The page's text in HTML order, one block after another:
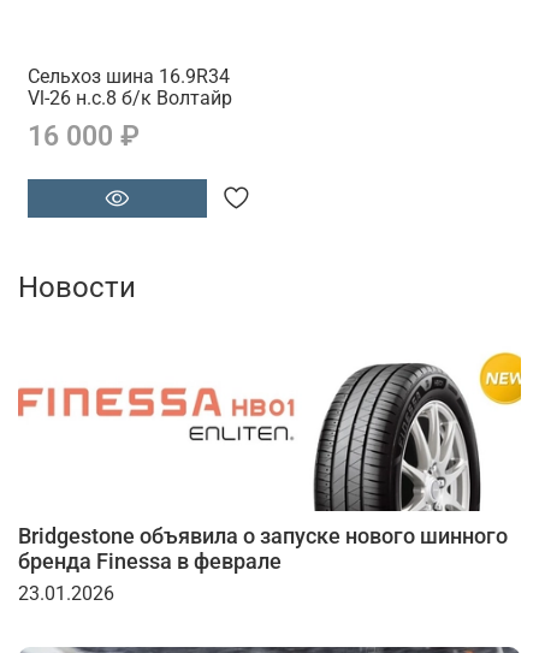
Сельхоз шина 16.9R34
Vl-26 н.с.8 б/к Волтайр
16 000 ₽
Новости
Bridgestone объявила о запуске нового шинного
бренда Finessa в феврале
23.01.2026